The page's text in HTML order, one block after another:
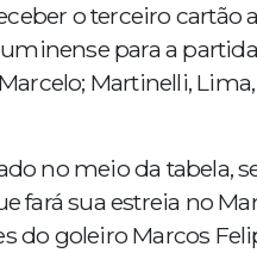
o terceiro cartão
para a
Martinelli,
no meio da tabela,
fará sua estreia no
do goleiro Marcos